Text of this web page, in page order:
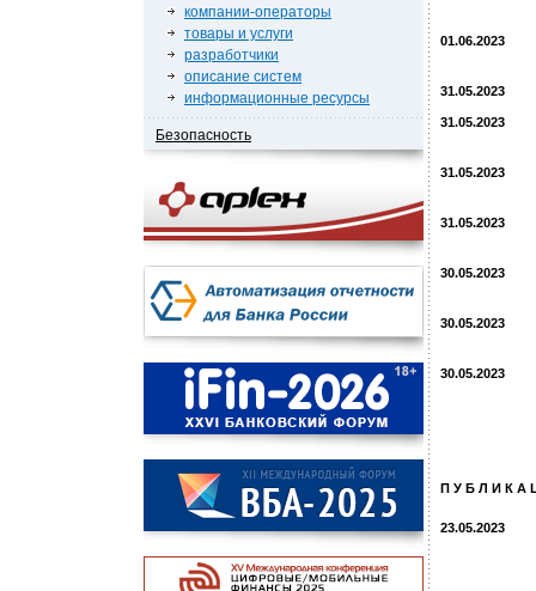
компании-операторы
товары и услуги
разработчики
описание систем
информационные ресурсы
Безопасность
01.06.2023
31.05.2023
31.05.2023
31.05.2023
31.05.2023
30.05.2023
30.05.2023
30.05.2023
П У Б Л И К А
23.05.2023